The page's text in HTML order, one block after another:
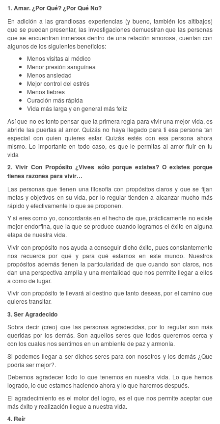
1. Amar. ¿Por Qué? ¿Por Qué No?
En adición a las grandiosas experiencias (y bueno, también los altibajos)
que se puedan presentar, las investigaciones demuestran que las personas
que se encuentran inmersas dentro de una relación amorosa, cuentan con
algunos de los siguientes beneficios:
Menos visitas al médico
Menor presión sanguínea
Menos ansiedad
Mejor control del estrés
Menos fiebres
Curación más rápida
Vida más larga y en general más feliz
Así que no es tonto pensar que la primera regla para vivir una mejor vida, es
abrirle las puertas al amor. Quizás no haya llegado para ti esa persona tan
especial con quien quieres estar. Quizás estés con esa persona ahora
mismo. Lo importante en todo caso, es que le permitas al amor fluir en tu
vida
2. Vivir Con Propósito ¿Vives sólo porque existes? O existes porque
tienes razones para vivir…
Las personas que tienen una filosofía con propósitos claros y que se fijan
metas y objetivos en su vida, por lo regular tienden a alcanzar mucho más
rápido y efectivamente lo que se proponen.
Y si eres como yo, concordarás en el hecho de que, prácticamente no existe
mejor endorfina, que la que se produce cuando logramos el éxito en alguna
etapa de nuestra vida.
Vivir con propósito nos ayuda a conseguir dicho éxito, pues constantemente
nos recuerda por qué y para qué estamos en este mundo. Nuestros
propósitos además tienen la particularidad de que cuando son claros, nos
dan una perspectiva amplia y una mentalidad que nos permite llegar a ellos
a como de lugar.
Vivir con propósito te llevará al destino que tanto deseas, por el camino que
quieres transitar.
3. Ser Agradecido
Sobra decir (creo) que las personas agradecidas, por lo regular son más
queridas por los demás. Son aquellos seres que todos queremos cerca y
con los cuales nos sentimos en un ambiente de paz y armonía.
Si podemos llegar a ser dichos seres para con nosotros y los demás ¿Que
podría ser mejor?.
Debemos agradecer todo lo que tenemos en nuestra vida. Lo que hemos
logrado, lo que estamos haciendo ahora y lo que haremos después.
El agradecimiento es el motor del logro, es el que nos permite aceptar que
más éxito y realización llegue a nuestra vida.
4. Reír